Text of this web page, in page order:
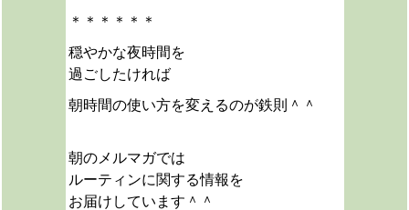
＊＊＊＊＊＊
穏やかな夜時間を
過ごしたければ
朝時間の使い方を変えるのが鉄則＾＾
朝のメルマガでは
ルーティンに関する情報を
お届けしています＾＾